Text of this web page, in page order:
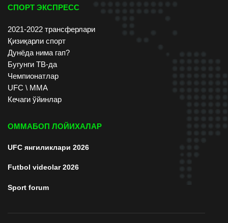
СПОРТ ЭКСПРЕСС
2021-2022 трансферлари
Қизиқарли спорт
Дунёда нима гап?
Бугунги ТВ-да
Чемпионатлар
UFC \ ММА
Кечаги ўйинлар
ОММАБОП ЛОЙИХАЛАР
UFC янгиликлари 2026
Futbol videolar 2026
Sport forum